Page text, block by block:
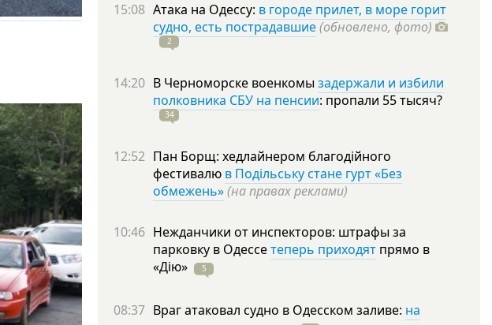
15:08 Атака на Одессу: в городе прилет, в море горит
судно, есть пострадавшие(обновлено, фото)
2
14:20 В Черноморске военкомы задержали и избили
полковника СБУ на пенсии: пропали 55тысяч?
34
12:52 Пан Борщ: хедлайнером благодійного
фестивалю в Подільську стане гурт «Без
обмежень»(на правах реклами)
10:46 Нежданчики от инспекторов: штрафы за
парковку в Одессетеперь приходят прямо в
«Дію»
5
08:37 Враг атаковал судно в Одесском заливе: на